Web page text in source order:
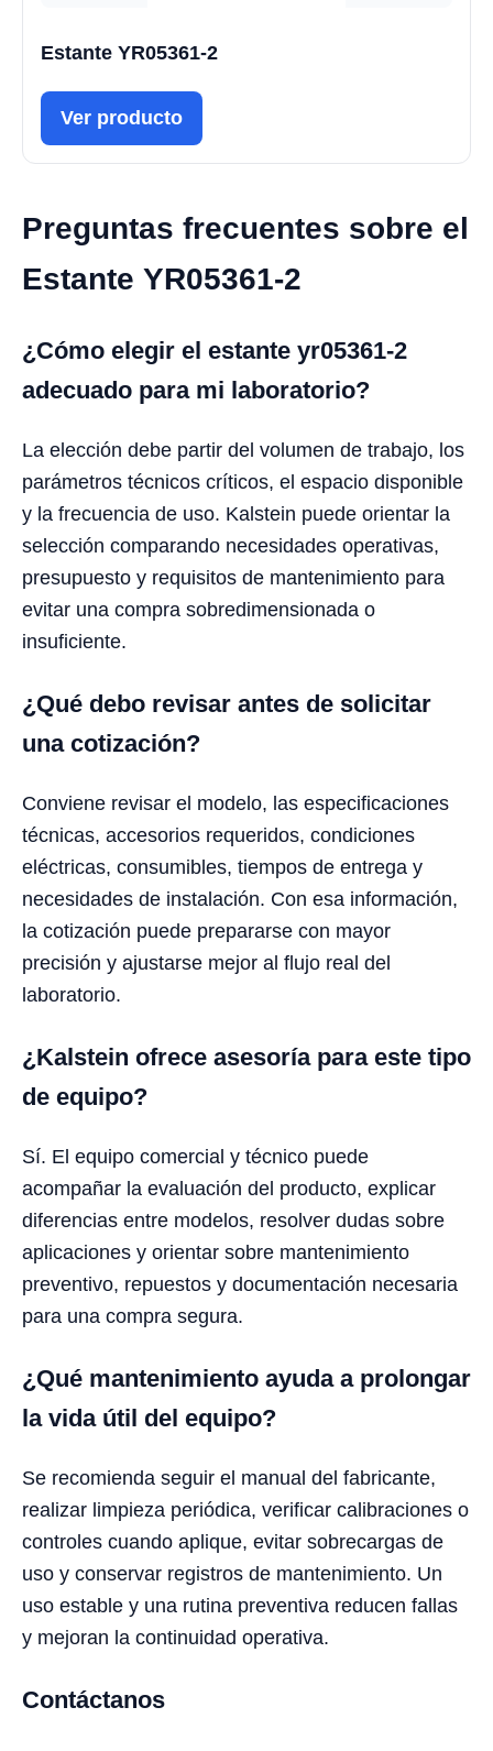
Estante YR05361-2
Ver producto
Preguntas frecuentes sobre el
Estante YR05361-2
¿Cómo elegir el estante yr05361-2
adecuado para mi laboratorio?
La elección debe partir del volumen de trabajo, los
parámetros técnicos críticos, el espacio disponible
y la frecuencia de uso. Kalstein puede orientar la
selección comparando necesidades operativas,
presupuesto y requisitos de mantenimiento para
evitar una compra sobredimensionada o
insuficiente.
¿Qué debo revisar antes de solicitar
una cotización?
Conviene revisar el modelo, las especificaciones
técnicas, accesorios requeridos, condiciones
eléctricas, consumibles, tiempos de entrega y
necesidades de instalación. Con esa información,
la cotización puede prepararse con mayor
precisión y ajustarse mejor al flujo real del
laboratorio.
¿Kalstein ofrece asesoría para este tipo
de equipo?
Sí. El equipo comercial y técnico puede
acompañar la evaluación del producto, explicar
diferencias entre modelos, resolver dudas sobre
aplicaciones y orientar sobre mantenimiento
preventivo, repuestos y documentación necesaria
para una compra segura.
¿Qué mantenimiento ayuda a prolongar
la vida útil del equipo?
Se recomienda seguir el manual del fabricante,
realizar limpieza periódica, verificar calibraciones o
controles cuando aplique, evitar sobrecargas de
uso y conservar registros de mantenimiento. Un
uso estable y una rutina preventiva reducen fallas
y mejoran la continuidad operativa.
Contáctanos